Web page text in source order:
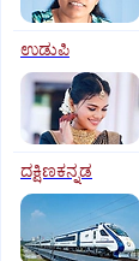
ಉಡುಪಿ
ದಕ್ಷಿಣಕನ್ನಡ